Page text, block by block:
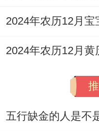
2026年9月22日| 星
财、栽种、进人口
西|点击查看吉时详
2026年9月27日|、
娶，纳采、订盟，
2024年农历12月黄